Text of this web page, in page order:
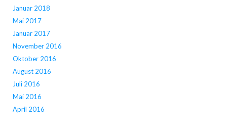
Januar 2018
Mai 2017
Januar 2017
November 2016
Oktober 2016
August 2016
Juli 2016
Mai 2016
April 2016